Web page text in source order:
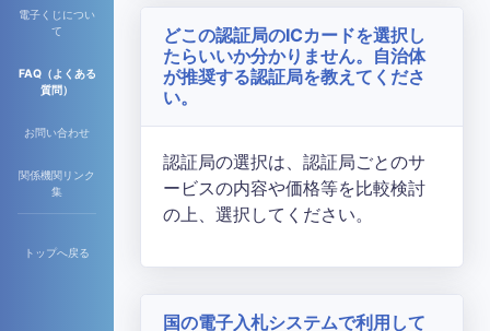
電子くじについ
て
FAQ（よくある
質問）
お問い合わせ
関係機関リンク
集
トップへ戻る
どこの認証局のICカードを選択し
たらいいか分かりません。自治体
が推奨する認証局を教えてくださ
い。
認証局の選択は、認証局ごとのサ
ービスの内容や価格等を比較検討
の上、選択してください。
国の電子入札システムで利用して